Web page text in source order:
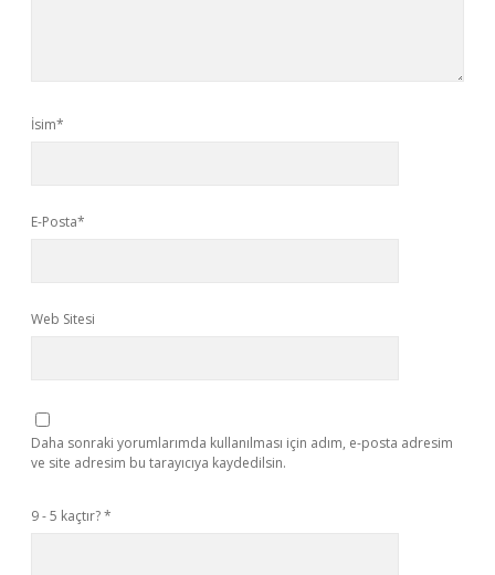
İsim*
E-Posta*
Web Sitesi
Daha sonraki yorumlarımda kullanılması için adım, e-posta adresim
ve site adresim bu tarayıcıya kaydedilsin.
9 - 5 kaçtır?*